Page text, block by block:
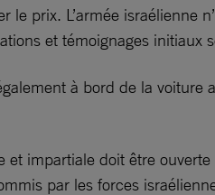
le prix. L’armée
et témoignages
à bord de la voiture
impartiale doit être
par les forces